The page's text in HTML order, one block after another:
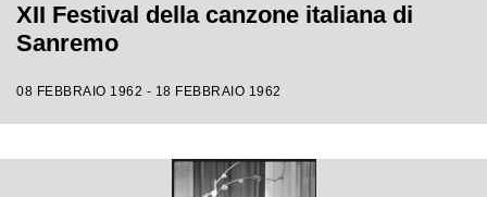
XII Festival della canzone italiana di
Sanremo
08 FEBBRAIO 1962 - 18 FEBBRAIO 1962